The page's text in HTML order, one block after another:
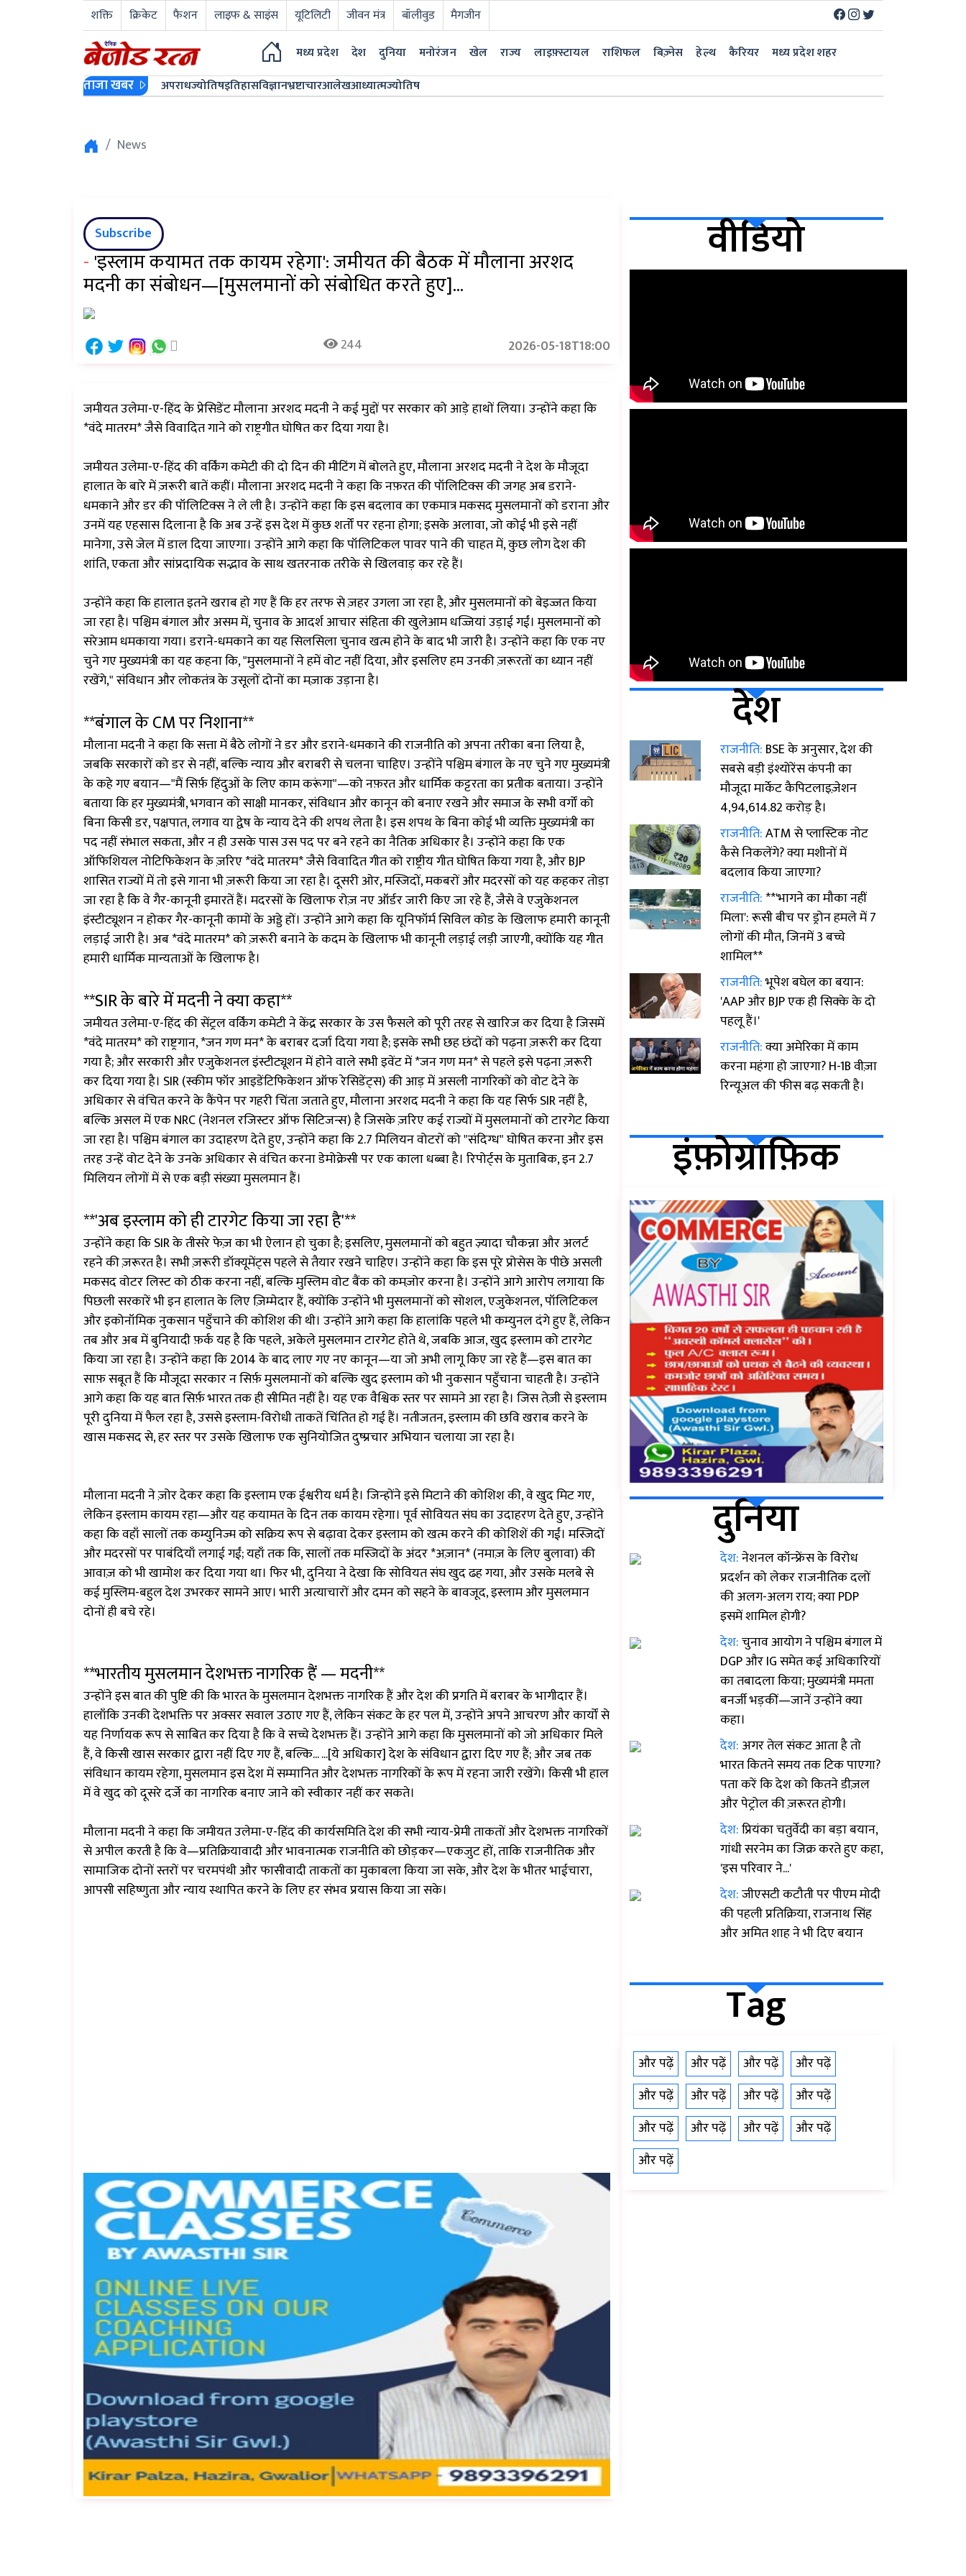
शक्ति क्रिकेट फैशन लाइफ & साइंस यूटिलिटी जीवन मंत्र बॉलीवुड
मैगजीन
मध्य प्रदेश
देश दुनिया मनोरंजन खेल राज्य लाइफ़्स्टायल राशिफल बिज़्नेस हेल्थ कैरियर मध्य प्रदेश शहर
ताजा खबर अपराधज्योतिषइतिहासविज्ञानभ्रष्टाचारआलेखआध्यात्मज्योतिष
News
Subscribe
- 'इस्लाम कयामत तक कायम रहेगा': जमीयत की बैठक में मौलाना अरशद
मदनी का संबोधन—[मुसलमानों को संबोधित करते हुए]...
244 2026-05-18T18:00
जमीयत उलेमा-ए-हिंद के प्रेसिडेंट मौलाना अरशद मदनी ने कई मुद्दों पर सरकार को आड़े हाथों लिया। उन्होंने कहा कि
*वंदे मातरम* जैसे विवादित गाने को राष्ट्रगीत घोषित कर दिया गया है।
जमीयत उलेमा-ए-हिंद की वर्किंग कमेटी की दो दिन की मीटिंग में बोलते हुए, मौलाना अरशद मदनी ने देश के मौजूदा
हालात के बारे में ज़रूरी बातें कहीं। मौलाना अरशद मदनी ने कहा कि नफ़रत की पॉलिटिक्स की जगह अब डराने-
धमकाने और डर की पॉलिटिक्स ने ले ली है। उन्होंने कहा कि इस बदलाव का एकमात्र मकसद मुसलमानों को डराना और
उनमें यह एहसास दिलाना है कि अब उन्हें इस देश में कुछ शर्तों पर रहना होगा; इसके अलावा, जो कोई भी इसे नहीं
मानेगा, उसे जेल में डाल दिया जाएगा। उन्होंने आगे कहा कि पॉलिटिकल पावर पाने की चाहत में, कुछ लोग देश की
शांति, एकता और सांप्रदायिक सद्भाव के साथ खतरनाक तरीके से खिलवाड़ कर रहे हैं।
उन्होंने कहा कि हालात इतने खराब हो गए हैं कि हर तरफ से ज़हर उगला जा रहा है, और मुसलमानों को बेइज्जत किया
जा रहा है। पश्चिम बंगाल और असम में, चुनाव के आदर्श आचार संहिता की खुलेआम धज्जियां उड़ाई गईं। मुसलमानों को
सरेआम धमकाया गया। डराने-धमकाने का यह सिलसिला चुनाव खत्म होने के बाद भी जारी है। उन्होंने कहा कि एक नए
चुने गए मुख्यमंत्री का यह कहना कि, "मुसलमानों ने हमें वोट नहीं दिया, और इसलिए हम उनकी ज़रूरतों का ध्यान नहीं
रखेंगे," संविधान और लोकतंत्र के उसूलों दोनों का मज़ाक उड़ाना है।
**बंगाल के CM पर निशाना**
मौलाना मदनी ने कहा कि सत्ता में बैठे लोगों ने डर और डराने-धमकाने की राजनीति को अपना तरीका बना लिया है,
जबकि सरकारों को डर से नहीं, बल्कि न्याय और बराबरी से चलना चाहिए। उन्होंने पश्चिम बंगाल के नए चुने गए मुख्यमंत्री
के कहे गए बयान—"मैं सिर्फ़ हिंदुओं के लिए काम करूंगा"—को नफ़रत और धार्मिक कट्टरता का प्रतीक बताया। उन्होंने
बताया कि हर मुख्यमंत्री, भगवान को साक्षी मानकर, संविधान और कानून को बनाए रखने और समाज के सभी वर्गों को
बिना किसी डर, पक्षपात, लगाव या द्वेष के न्याय देने की शपथ लेता है। इस शपथ के बिना कोई भी व्यक्ति मुख्यमंत्री का
पद नहीं संभाल सकता, और न ही उसके पास उस पद पर बने रहने का नैतिक अधिकार है। उन्होंने कहा कि एक
ऑफिशियल नोटिफिकेशन के ज़रिए *वंदे मातरम* जैसे विवादित गीत को राष्ट्रीय गीत घोषित किया गया है, और BJP
शासित राज्यों में तो इसे गाना भी ज़रूरी किया जा रहा है। दूसरी ओर, मस्जिदों, मकबरों और मदरसों को यह कहकर तोड़ा
जा रहा है कि वे गैर-कानूनी इमारतें हैं। मदरसों के खिलाफ रोज़ नए ऑर्डर जारी किए जा रहे हैं, जैसे वे एजुकेशनल
इंस्टीट्यूशन न होकर गैर-कानूनी कामों के अड्डे हों। उन्होंने आगे कहा कि यूनिफॉर्म सिविल कोड के खिलाफ हमारी कानूनी
लड़ाई जारी है। अब *वंदे मातरम* को ज़रूरी बनाने के कदम के खिलाफ भी कानूनी लड़ाई लड़ी जाएगी, क्योंकि यह गीत
हमारी धार्मिक मान्यताओं के खिलाफ है।
**SIR के बारे में मदनी ने क्या कहा**
जमीयत उलेमा-ए-हिंद की सेंट्रल वर्किंग कमेटी ने केंद्र सरकार के उस फैसले को पूरी तरह से खारिज कर दिया है जिसमें
*वंदे मातरम* को राष्ट्रगान, *जन गण मन* के बराबर दर्जा दिया गया है; इसके सभी छह छंदों को पढ़ना ज़रूरी कर दिया
गया है; और सरकारी और एजुकेशनल इंस्टीट्यूशन में होने वाले सभी इवेंट में *जन गण मन* से पहले इसे पढ़ना ज़रूरी
कर दिया गया है। SIR (स्कीम फॉर आइडेंटिफिकेशन ऑफ रेसिडेंट्स) की आड़ में असली नागरिकों को वोट देने के
अधिकार से वंचित करने के कैंपेन पर गहरी चिंता जताते हुए, मौलाना अरशद मदनी ने कहा कि यह सिर्फ SIR नहीं है,
बल्कि असल में एक NRC (नेशनल रजिस्टर ऑफ सिटिजन्स) है जिसके ज़रिए कई राज्यों में मुसलमानों को टारगेट किया
जा रहा है। पश्चिम बंगाल का उदाहरण देते हुए, उन्होंने कहा कि 2.7 मिलियन वोटरों को "संदिग्ध" घोषित करना और इस
तरह उन्हें वोट देने के उनके अधिकार से वंचित करना डेमोक्रेसी पर एक काला धब्बा है। रिपोर्ट्स के मुताबिक, इन 2.7
मिलियन लोगों में से एक बड़ी संख्या मुसलमान हैं।
**'अब इस्लाम को ही टारगेट किया जा रहा है'**
उन्होंने कहा कि SIR के तीसरे फेज़ का भी ऐलान हो चुका है; इसलिए, मुसलमानों को बहुत ज़्यादा चौकन्ना और अलर्ट
रहने की ज़रूरत है। सभी ज़रूरी डॉक्यूमेंट्स पहले से तैयार रखने चाहिए। उन्होंने कहा कि इस पूरे प्रोसेस के पीछे असली
मकसद वोटर लिस्ट को ठीक करना नहीं, बल्कि मुस्लिम वोट बैंक को कमज़ोर करना है। उन्होंने आगे आरोप लगाया कि
पिछली सरकारें भी इन हालात के लिए ज़िम्मेदार हैं, क्योंकि उन्होंने भी मुसलमानों को सोशल, एजुकेशनल, पॉलिटिकल
और इकोनॉमिक नुकसान पहुँचाने की कोशिश की थी। उन्होंने आगे कहा कि हालांकि पहले भी कम्युनल दंगे हुए हैं, लेकिन
तब और अब में बुनियादी फ़र्क यह है कि पहले, अकेले मुसलमान टारगेट होते थे, जबकि आज, खुद इस्लाम को टारगेट
किया जा रहा है। उन्होंने कहा कि 2014 के बाद लाए गए नए कानून—या जो अभी लागू किए जा रहे हैं—इस बात का
साफ़ सबूत हैं कि मौजूदा सरकार न सिर्फ़ मुसलमानों को बल्कि खुद इस्लाम को भी नुकसान पहुँचाना चाहती है। उन्होंने
आगे कहा कि यह बात सिर्फ़ भारत तक ही सीमित नहीं है। यह एक वैश्विक स्तर पर सामने आ रहा है। जिस तेज़ी से इस्लाम
पूरी दुनिया में फैल रहा है, उससे इस्लाम-विरोधी ताकतें चिंतित हो गई हैं। नतीजतन, इस्लाम की छवि खराब करने के
खास मकसद से, हर स्तर पर उसके खिलाफ एक सुनियोजित दुष्प्रचार अभियान चलाया जा रहा है।
मौलाना मदनी ने ज़ोर देकर कहा कि इस्लाम एक ईश्वरीय धर्म है। जिन्होंने इसे मिटाने की कोशिश की, वे खुद मिट गए,
लेकिन इस्लाम कायम रहा—और यह कयामत के दिन तक कायम रहेगा। पूर्व सोवियत संघ का उदाहरण देते हुए, उन्होंने
कहा कि वहाँ सालों तक कम्युनिज्म को सक्रिय रूप से बढ़ावा देकर इस्लाम को खत्म करने की कोशिशें की गईं। मस्जिदों
और मदरसों पर पाबंदियाँ लगाई गईं; यहाँ तक कि, सालों तक मस्जिदों के अंदर *अज़ान* (नमाज़ के लिए बुलावा) की
आवाज़ को भी खामोश कर दिया गया था। फिर भी, दुनिया ने देखा कि सोवियत संघ खुद ढह गया, और उसके मलबे से
कई मुस्लिम-बहुल देश उभरकर सामने आए। भारी अत्याचारों और दमन को सहने के बावजूद, इस्लाम और मुसलमान
दोनों ही बचे रहे।
**भारतीय मुसलमान देशभक्त नागरिक हैं — मदनी**
उन्होंने इस बात की पुष्टि की कि भारत के मुसलमान देशभक्त नागरिक हैं और देश की प्रगति में बराबर के भागीदार हैं।
हालाँकि उनकी देशभक्ति पर अक्सर सवाल उठाए गए हैं, लेकिन संकट के हर पल में, उन्होंने अपने आचरण और कार्यों से
यह निर्णायक रूप से साबित कर दिया है कि वे सच्चे देशभक्त हैं। उन्होंने आगे कहा कि मुसलमानों को जो अधिकार मिले
हैं, वे किसी खास सरकार द्वारा नहीं दिए गए हैं, बल्कि... ...[ये अधिकार] देश के संविधान द्वारा दिए गए हैं; और जब तक
संविधान कायम रहेगा, मुसलमान इस देश में सम्मानित और देशभक्त नागरिकों के रूप में रहना जारी रखेंगे। किसी भी हाल
में वे खुद को दूसरे दर्जे का नागरिक बनाए जाने को स्वीकार नहीं कर सकते।
मौलाना मदनी ने कहा कि जमीयत उलेमा-ए-हिंद की कार्यसमिति देश की सभी न्याय-प्रेमी ताकतों और देशभक्त नागरिकों
से अपील करती है कि वे—प्रतिक्रियावादी और भावनात्मक राजनीति को छोड़कर—एकजुट हों, ताकि राजनीतिक और
सामाजिक दोनों स्तरों पर चरमपंथी और फासीवादी ताकतों का मुकाबला किया जा सके, और देश के भीतर भाईचारा,
आपसी सहिष्णुता और न्याय स्थापित करने के लिए हर संभव प्रयास किया जा सके।
वीडियो
देश
राजनीति: BSE के अनुसार, देश की
सबसे बड़ी इंश्योरेंस कंपनी का
मौजूदा मार्केट कैपिटलाइज़ेशन
₹4,94,614.82 करोड़ है।
राजनीति:ATM से प्लास्टिक नोट
कैसे निकलेंगे? क्या मशीनों में
बदलाव किया जाएगा?
राजनीति:**'भागने का मौका नहीं
मिला': रूसी बीच पर ड्रोन हमले में 7
लोगों की मौत, जिनमें 3 बच्चे
शामिल**
राजनीति:भूपेश बघेल का बयान:
'AAP और BJP एक ही सिक्के के दो
पहलू हैं।'
राजनीति:क्या अमेरिका में काम
करना महंगा हो जाएगा? H-1B वीज़ा
रिन्यूअल की फीस बढ़ सकती है।
इंफ़ोग्राफ़िक
दुनिया
देश:नेशनल कॉन्फ्रेंस के विरोध
प्रदर्शन को लेकर राजनीतिक दलों
की अलग-अलग राय; क्या PDP
इसमें शामिल होगी?
देश:चुनाव आयोग ने पश्चिम बंगाल में
DGP और IG समेत कई अधिकारियों
का तबादला किया; मुख्यमंत्री ममता
बनर्जी भड़कीं—जानें उन्होंने क्या
कहा।
देश: अगर तेल संकट आता है तो
भारत कितने समय तक टिक पाएगा?
पता करें कि देश को कितने डीज़ल
और पेट्रोल की ज़रूरत होगी।
देश:प्रियंका चतुर्वेदी का बड़ा बयान,
गांधी सरनेम का जिक्र करते हुए कहा,
'इस परिवार ने...'
देश:जीएसटी कटौती पर पीएम मोदी
की पहली प्रतिक्रिया, राजनाथ सिंह
और अमित शाह ने भी दिए बयान
Tag
और पढ़ें और पढ़ें और पढ़ें
और पढ़ें
और पढ़ें
और पढ़ें और पढ़ें
और पढ़ें
और पढ़ें
और पढ़ें और पढ़ें
और पढ़ें
और पढ़ें